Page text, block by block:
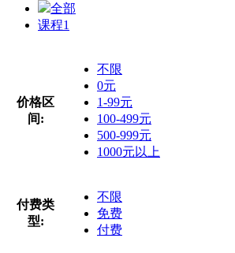
全部
课程1
价格区
间:
不限
0元
1-99元
100-499元
500-999元
1000元以上
付费类
型:
不限
免费
付费